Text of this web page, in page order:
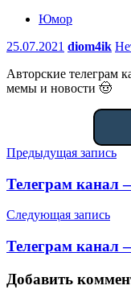
Юмор
25.07.2021 diom4ik
Авторские телеграм
мемы и новости 🤠
Навигация
по
записям
Предыдущая запись
Телеграм
Следующая запись
Телеграм канал
Добавить